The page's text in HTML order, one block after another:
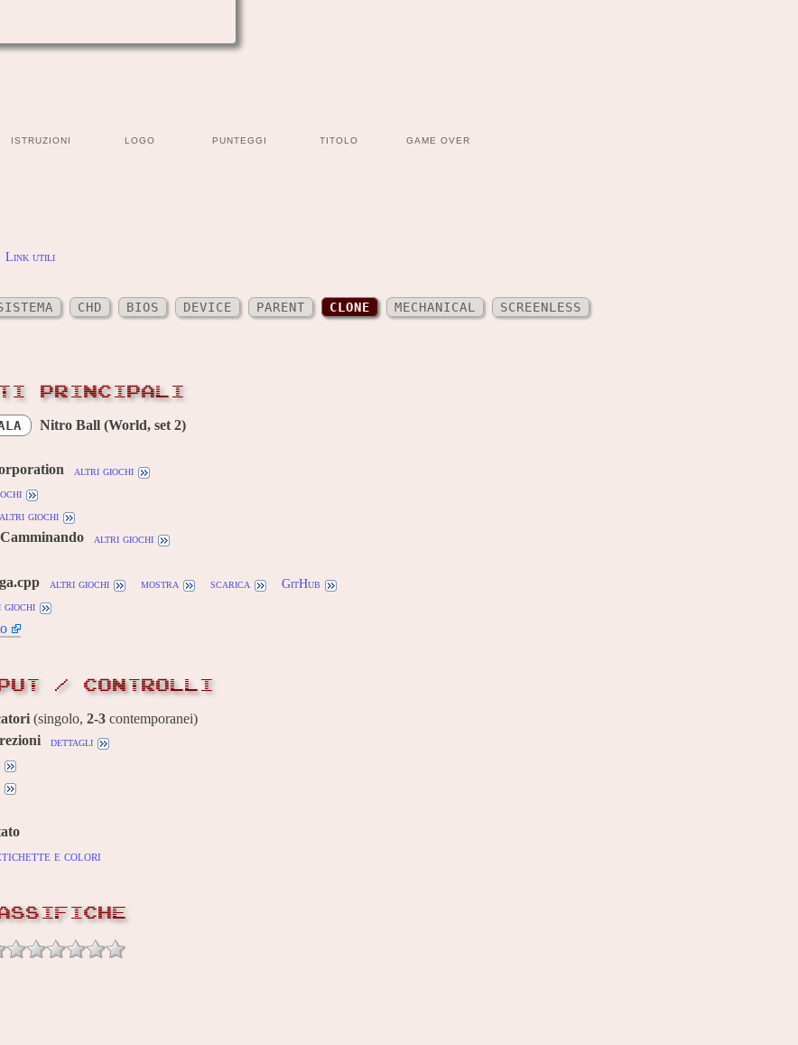
ISTRUZIONI LOGO PUNTEGGI TITOLO GAME OVER
Link utili
CHD BIOS DEVICE PARENT CLONE MECHANICAL SCREENLESS
PRINCIPALI
Nitro Ball (World, set 2)
altri giochi
altri giochi
altri giochi
altri giochi mostra scarica GitHub
/ CONTROLLI
(singolo, 2-3 contemporanei)
dettagli
e colori